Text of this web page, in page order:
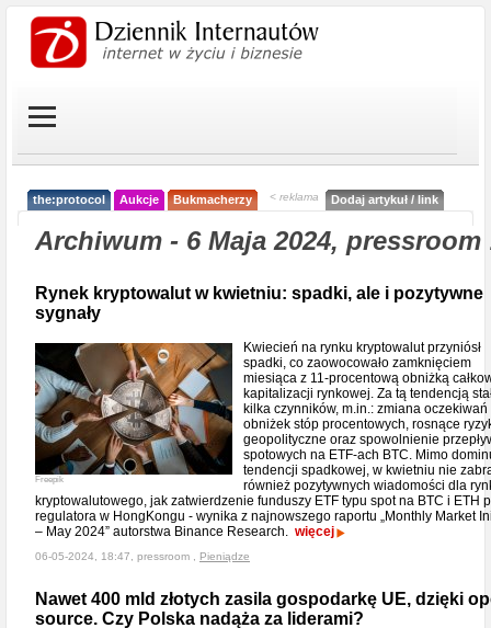
the:protocol Aukcje Bukmacherzy < reklama Dodaj artykuł / link
Archiwum - 6 Maja 2024, pressroom
Rynek kryptowalut w kwietniu: spadki, ale i pozytywne
sygnały
Freepik
Kwiecień na rynku kryptowalut przyniósł
spadki, co zaowocowało zamknięciem
miesiąca z 11-procentową obniżką
kapitalizacji rynkowej. Za tą tendencją
kilka czynników, m.in.: zmiana oczekiwań
obniżek stóp procentowych, rosnące
geopolityczne oraz spowolnienie
spotowych na ETF-ach BTC. Mimo
tendencji spadkowej, w kwietniu nie
również pozytywnych wiadomości dla
kryptowalutowego, jak zatwierdzenie funduszy ETF typu spot na BTC i ETH
regulatora w HongKongu - wynika z najnowszego raportu „Monthly Market
– May 2024” autorstwa Binance Research. więcej
06-05-2024, 18:47, pressroom , Pieniądze
Nawet 400 mld złotych zasila gospodarkę UE, dzięki
source. Czy Polska nadąża za liderami?